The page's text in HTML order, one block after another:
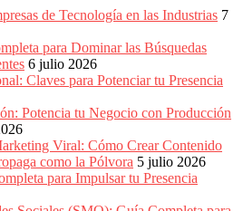
de Tecnología en las Industrias 7
para Dominar las Búsquedas
6 julio 2026
Claves para Potenciar tu Presencia
Potencia tu Negocio con Producción
Viral: Cómo Crear Contenido
como la Pólvora 5 julio 2026
para Impulsar tu Presencia